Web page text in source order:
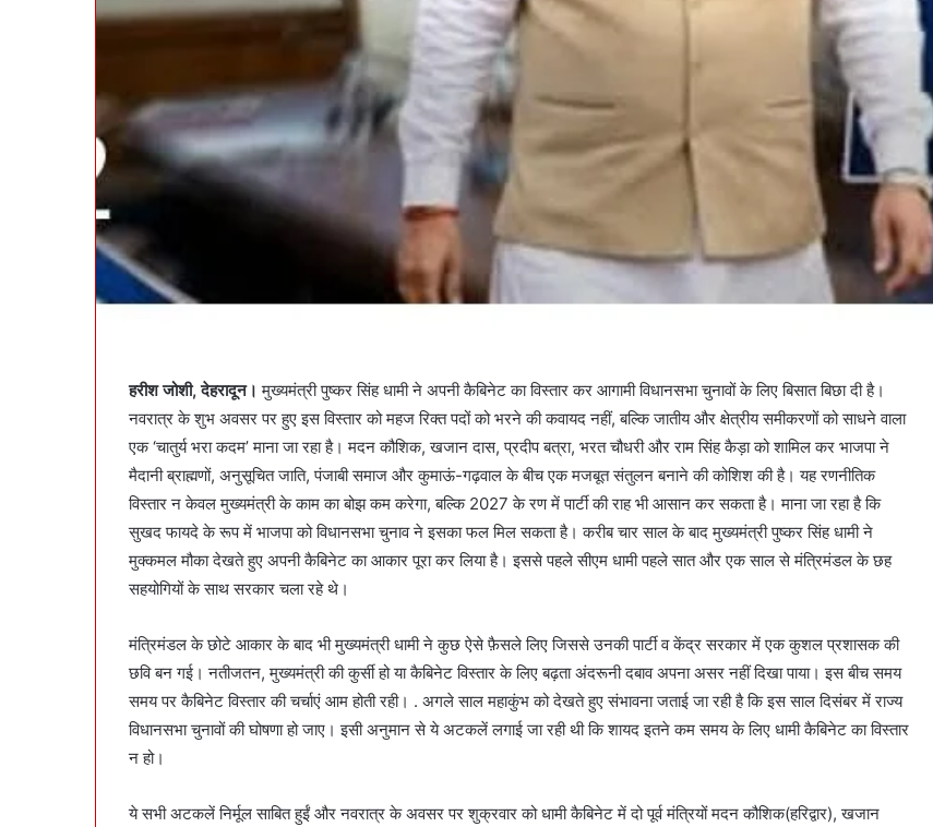
हरीश जोशी, देहरादून। मुख्यमंत्री पुष्कर सिंह धामी ने अपनी कैबिनेट का विस्तार कर आगामी विधानसभा चुनावों के लिए बिसात बिछा दी है।
नवरात्र के शुभ अवसर पर हुए इस विस्तार को महज रिक्त पदों को भरने की कवायद नहीं, बल्कि जातीय और क्षेत्रीय समीकरणों को साधने वाला
एक ‘चातुर्य भरा कदम’ माना जा रहा है। मदन कौशिक, खजान दास, प्रदीप बत्रा, भरत चौधरी और राम सिंह कैड़ा को शामिल कर भाजपा ने
मैदानी ब्राह्मणों, अनुसूचित जाति, पंजाबी समाज और कुमाऊं-गढ़वाल के बीच एक मजबूत संतुलन बनाने की कोशिश की है। यह रणनीतिक
विस्तार न केवल मुख्यमंत्री के काम का बोझ कम करेगा, बल्कि 2027 के रण में पार्टी की राह भी आसान कर सकता है। माना जा रहा है कि
सुखद फायदे के रूप में भाजपा को विधानसभा चुनाव ने इसका फल मिल सकता है। करीब चार साल के बाद मुख्यमंत्री पुष्कर सिंह धामी ने
मुक्कमल मौका देखते हुए अपनी कैबिनेट का आकार पूरा कर लिया है। इससे पहले सीएम धामी पहले सात और एक साल से मंत्रिमंडल के छह
सहयोगियों के साथ सरकार चला रहे थे।
मंत्रिमंडल के छोटे आकार के बाद भी मुख्यमंत्री धामी ने कुछ ऐसे फ़ैसले लिए जिससे उनकी पार्टी व केंद्र सरकार में एक कुशल प्रशासक की
छवि बन गई। नतीजतन, मुख्यमंत्री की कुर्सी हो या कैबिनेट विस्तार के लिए बढ़ता अंदरूनी दबाव अपना असर नहीं दिखा पाया। इस बीच समय
समय पर कैबिनेट विस्तार की चर्चाएं आम होती रही। . अगले साल महाकुंभ को देखते हुए संभावना जताई जा रही है कि इस साल दिसंबर में राज्य
विधानसभा चुनावों की घोषणा हो जाए। इसी अनुमान से ये अटकलें लगाई जा रही थी कि शायद इतने कम समय के लिए धामी कैबिनेट का विस्तार
न हो।
ये सभी अटकलें निर्मूल साबित हुईं और नवरात्र के अवसर पर शुक्रवार को धामी कैबिनेट में दो पूर्व मंत्रियों मदन कौशिक(हरिद्वार), खजान